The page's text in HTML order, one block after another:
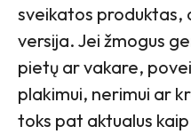
sveikatos produktas,
versija. Jei žmogus
pietų ar vakare,
plakimui, nerimui ar
toks pat aktualus